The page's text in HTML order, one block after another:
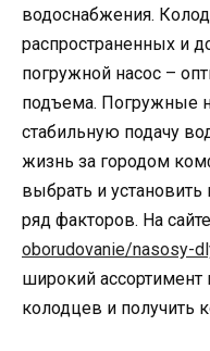
водоснабжения.
распространенных и
погружной насос –
подъема. Погружные
стабильную подачу
жизнь за городом
выбрать и
ряд факторов. На сайте
oborudovanie/nasosy-
широкий
колодцев и получить